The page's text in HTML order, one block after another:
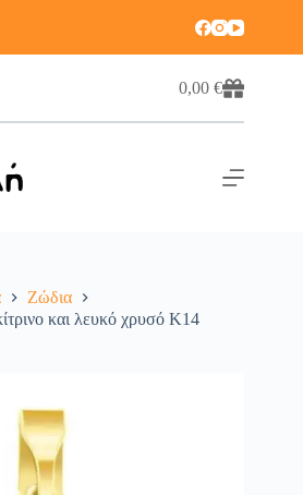
0,00€
Ζώδια
και λευκό χρυσό Κ14